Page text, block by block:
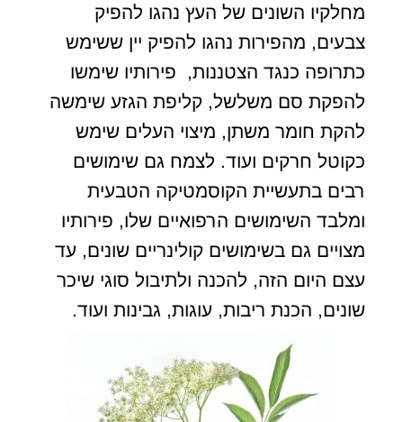
מחלקיו השונים של העץ נהגו להפיק
צבעים, מהפירות נהגו להפיק יין ששימש
כתרופה כנגד הצטננות, פירותיו שימשו
להפקת סם משלשל, קליפת הגזע שימשה
להקת חומר משתן, מיצוי העלים שימש
כקוטל חרקים ועוד. לצמח גם שימושים
רבים בתעשיית הקוסמטיקה הטבעית
ומלבד השימושים הרפואיים שלו, פירותיו
מצויים גם בשימושים קולינריים שונים, עד
עצם היום הזה, להכנה ולתיבול סוגי שיכר
שונים, הכנת ריבות, עוגות, גבינות ועוד.